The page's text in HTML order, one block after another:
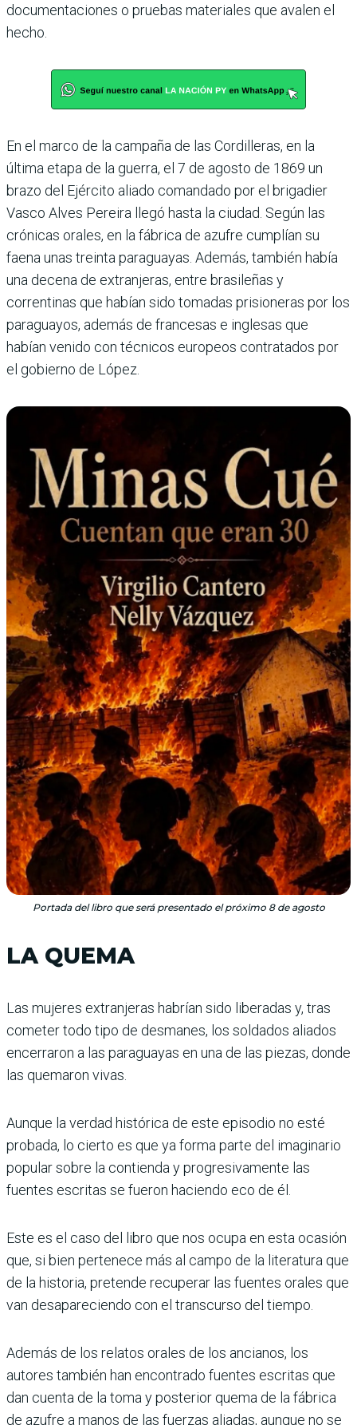
documentaciones o pruebas materiales que avalen el
hecho.
En el marco de la campaña de las Cordilleras, en la
última etapa de la guerra, el 7 de agosto de 1869 un
brazo del Ejército aliado comandado por el brigadier
Vasco Alves Pereira llegó hasta la ciudad. Según las
crónicas orales, en la fábrica de azufre cumplían su
faena unas treinta paraguayas. Además, también había
una decena de extranjeras, entre brasileñas y
correntinas que habían sido tomadas prisioneras por los
paraguayos, además de francesas e inglesas que
habían venido con técnicos europeos contratados por
el gobierno de López.
Portada del libro que será presentado el próximo 8 de agosto
LA QUEMA
Las mujeres extranjeras habrían sido liberadas y, tras
cometer todo tipo de desmanes, los soldados aliados
encerraron a las paraguayas en una de las piezas, donde
las quemaron vivas.
Aunque la verdad histórica de este episodio no esté
probada, lo cierto es que ya forma parte del imaginario
popular sobre la contienda y progresivamente las
fuentes escritas se fueron haciendo eco de él.
Este es el caso del libro que nos ocupa en esta ocasión
que, si bien pertenece más al campo de la literatura que
de la historia, pretende recuperar las fuentes orales que
van desapareciendo con el transcurso del tiempo.
Además de los relatos orales de los ancianos, los
autores también han encontrado fuentes escritas que
dan cuenta de la toma y posterior quema de la fábrica
de azufre a manos de las fuerzas aliadas, aunque no se